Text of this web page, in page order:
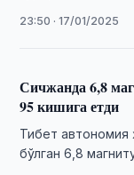
кўрсаткич 2023 …
23:50 · 17/01/2025
Сичжанда 6,8
95 кишига етди
Тибет
бўлган 6,8